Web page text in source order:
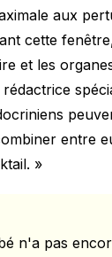
aux
cette
et les
entre
»
n'a pas